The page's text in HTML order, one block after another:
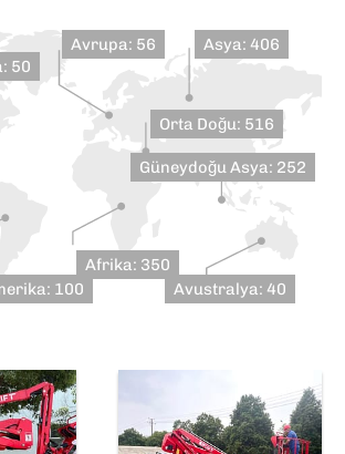
50
100
Avrupa: 56
Afrika: 350
Orta Doğu: 516
Asya: 406
Güneydoğu Asya: 252
Avustralya: 40